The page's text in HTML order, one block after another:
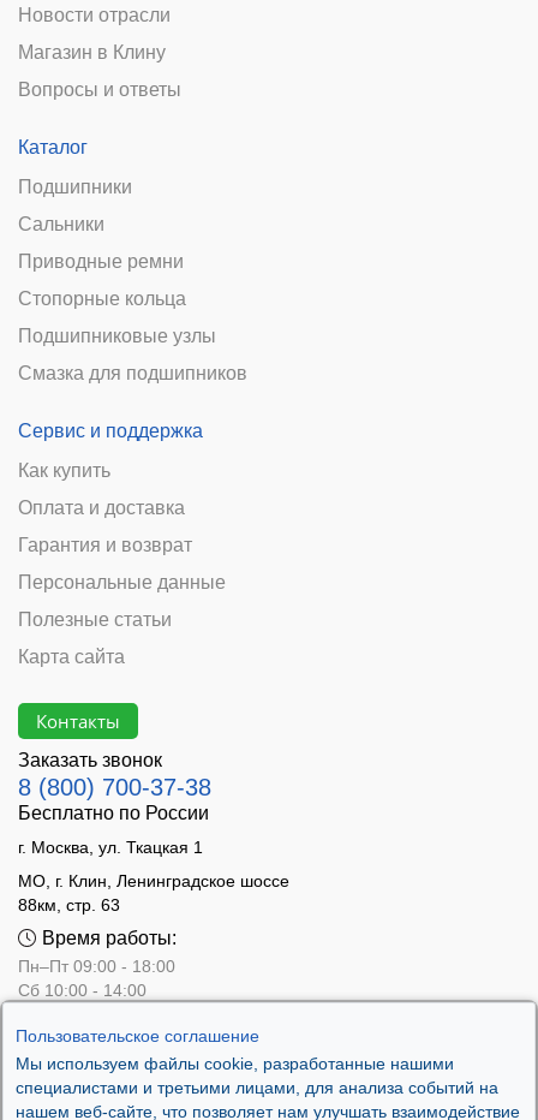
Пользовательское соглашение
Мы используем файлы cookie, разработанные нашими
специалистами и третьими лицами, для анализа событий на
нашем веб-сайте, что позволяет нам улучшать взаимодействие
Новости отрасли
Магазин в Клину
Вопросы и ответы
Каталог
Подшипники
Сальники
Приводные ремни
Стопорные кольца
Подшипниковые узлы
Смазка для подшипников
Сервис и поддержка
Как купить
Оплата и доставка
Гарантия и возврат
Персональные данные
Полезные статьи
Карта сайта
Контакты
Заказать звонок
8 (800) 700-37-38
Бесплатно по России
г. Москва, ул. Ткацкая 1
МО, г. Клин, Ленинградское шоссе
88км, стр. 63
Время работы:
Пн–Пт 09:00 - 18:00
Сб 10:00 - 14:00